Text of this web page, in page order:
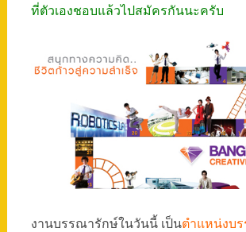
ที่ตัวเองชอบแล้วไปสมัครกันนะครับ
งานบรรณารักษ์ในวันนี้ เป็นตำแหน่งบ